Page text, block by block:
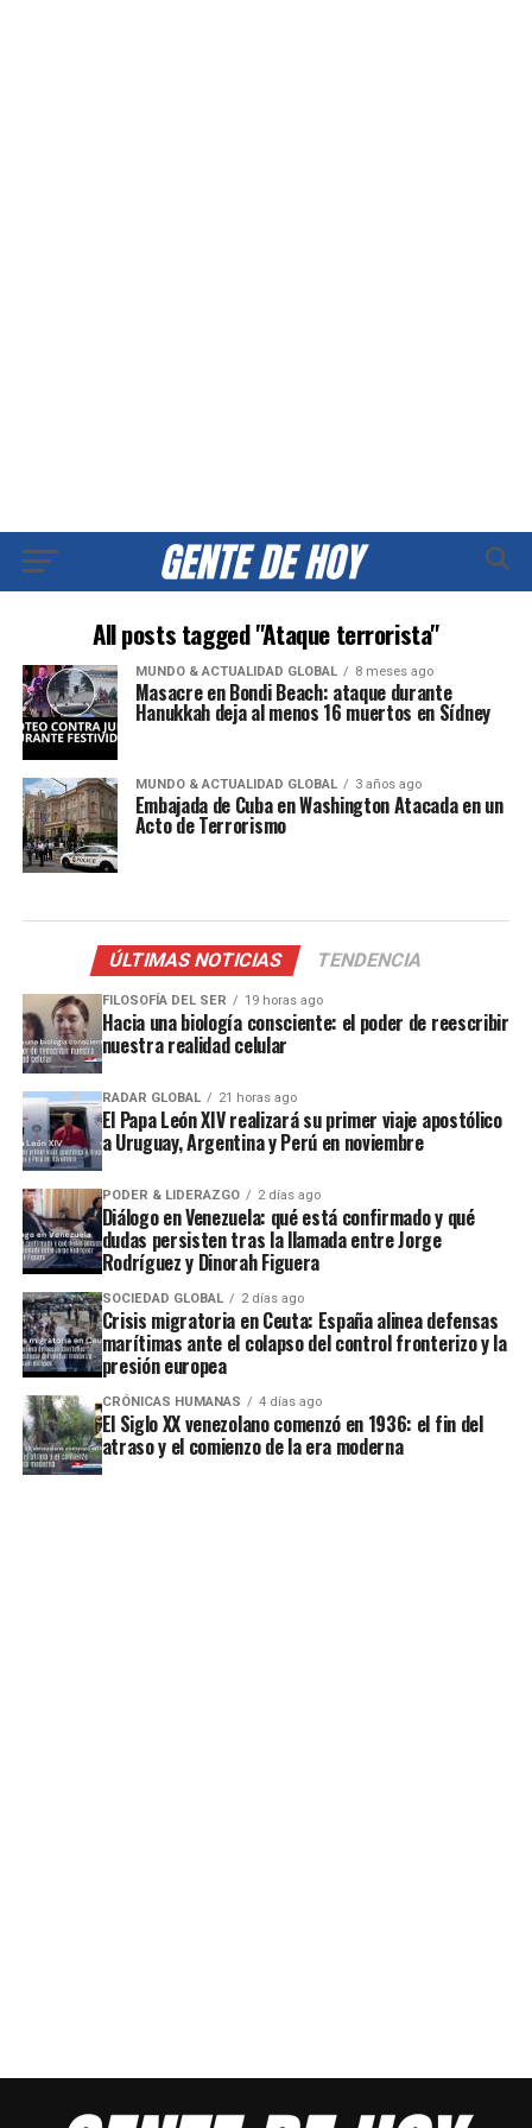
All posts tagged "Ataque terrorista"
MUNDO & ACTUALIDAD GLOBAL 8 meses ago
Masacre en Bondi Beach: ataque durante
Hanukkah deja al menos 16 muertos en Sídney
MUNDO & ACTUALIDAD GLOBAL 3 años ago
Embajada de Cuba en Washington Atacada en un
Acto de Terrorismo
ÚLTIMAS NOTICIAS TENDENCIA
FILOSOFÍA DEL SER 19 horas ago
Hacia una biología consciente: el poder de reescribir
nuestra realidad celular
RADAR GLOBAL 21 horas ago
El Papa León XIV realizará su primer viaje apostólico
a Uruguay, Argentina y Perú en noviembre
PODER & LIDERAZGO 2 días ago
Diálogo en Venezuela: qué está confirmado y qué
dudas persisten tras la llamada entre Jorge
Rodríguez y Dinorah Figuera
SOCIEDAD GLOBAL 2 días ago
Crisis migratoria en Ceuta: España alinea defensas
marítimas ante el colapso del control fronterizo y la
presión europea
CRÓNICAS HUMANAS 4 días ago
El Siglo XX venezolano comenzó en 1936: el fin del
atraso y el comienzo de la era moderna